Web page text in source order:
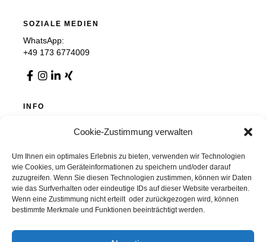
Cookie-Zustimmung verwalten
Um Ihnen ein optimales Erlebnis zu bieten, verwenden wir Technologien
wie Cookies, um Geräteinformationen zu speichern und/oder darauf
zuzugreifen. Wenn Sie diesen Technologien zustimmen, können wir Daten
wie das Surfverhalten oder eindeutige IDs auf dieser Website verarbeiten.
Wenn eine Zustimmung nicht erteilt oder zurückgezogen wird, können
bestimmte Merkmale und Funktionen beeinträchtigt werden.
SOZIALE MEDIEN
WhatsApp:
+49 173 6774009
INFO
Cookie-Richtlinie (EU)
Chemnitzer Trennwände GmbH & Co. KG
Auer Straße 36, 09366 Stollberg, Deutschland